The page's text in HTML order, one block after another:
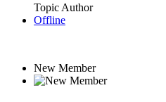
Topic Author
Offline
New Member